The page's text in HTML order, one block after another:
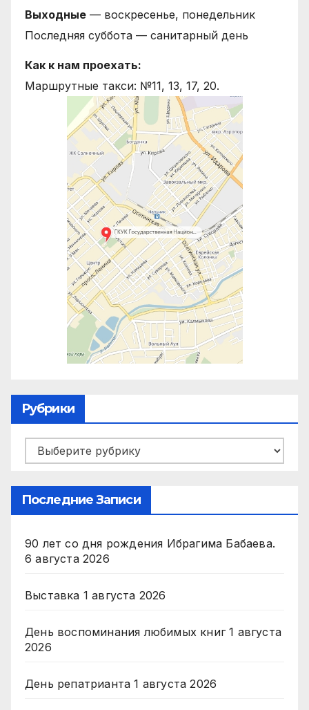
Выходные — воскресенье, понедельник
Последняя суббота — санитарный день
Как к нам проехать:
Маршрутные такси: №11, 13, 17, 20.
Рубрики
Рубрики
Последние Записи
90 лет со дня рождения Ибрагима Бабаева.
6 августа 2026
Выставка 1 августа 2026
День воспоминания любимых книг 1 августа
2026
День репатрианта 1 августа 2026